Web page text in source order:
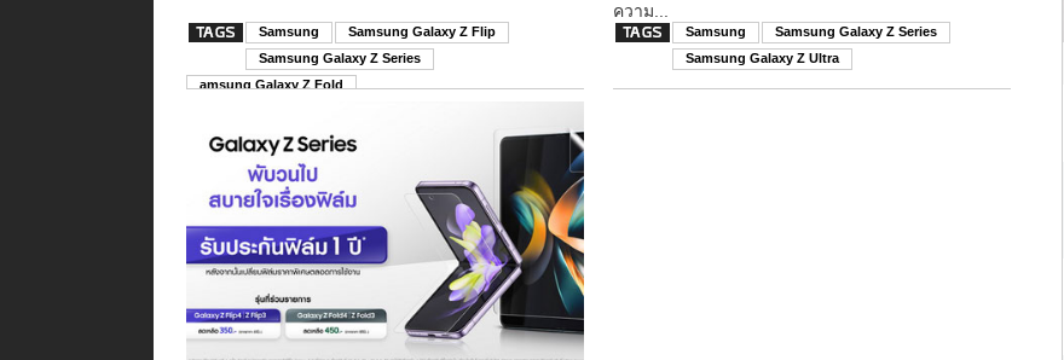
Samsung
Samsung Galaxy Z Flip
Samsung Galaxy Z Series
amsung Galaxy Z Fold
ความ...
Samsung
Samsung Galaxy Z Series
Samsung Galaxy Z Ultra